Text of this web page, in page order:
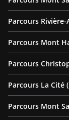
Parcours
Parcours Mont
Parcours
Parcours La Cité
Parcours Mont